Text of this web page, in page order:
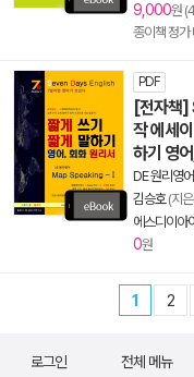
9,000원
종이책 정가
PDF
[전자책]
작 에세
하기 영
DE 원리영어
김승호(지
에스디이아
0원
1 2
로그인 전체 메뉴